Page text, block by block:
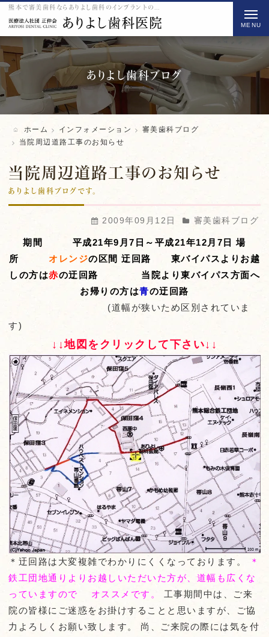
ありよし歯科ブログ
ホーム インフォメーション
審美歯科ブログ
当院周辺道路工事のお知らせ
当院周辺道路工事のお知らせ
ありよし歯科ブログです。
2009年09月12日 審美歯科ブログ
期間 平成21年9月7日～平成21年12月7日
場
所 オレンジの区間 迂回路 東バイパスよりお越
しの方は赤の迂回路
当院より東バイパス方面へ
お帰りの方は青の迂回路
(道幅が狭いため区別されていま
す)
↓↓地図をクリックして下さい↓↓
＊迂回路は大変複雑でわかりにくくなっております。
＊
鉄工団地通りよりお越しいただいた方が、道幅も広くな
っていますので オススメです。
工事期間中は、ご来
院の皆様にご迷惑をお掛けすることと思いますが、ご協
力よろしくお願い致します。 尚、ご来院の際には気を付
t
o
g
l
t
i
n